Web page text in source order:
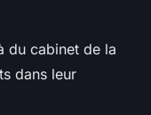
du cabinet de la
dans leur